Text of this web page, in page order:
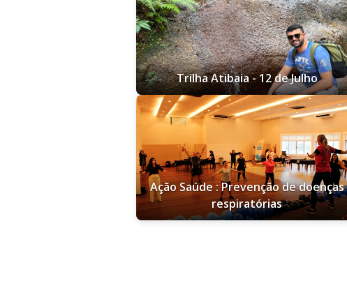
Trilha Atibaia - 12 de Julho
Ação Saúde : Prevenção de doenças
respiratórias